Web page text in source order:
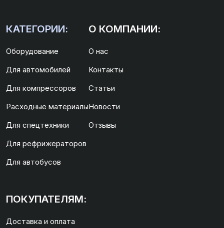
КАТЕГОРИИ:
Оборудование
Для автомобилей
Для компрессоров
Расходные материалы
Для спецтехники
Для рефрижераторов
Для автобусов
О КОМПАНИИ:
О нас
Контакты
Статьи
Новости
Отзывы
ПОКУПАТЕЛЯМ:
Доставка и оплата